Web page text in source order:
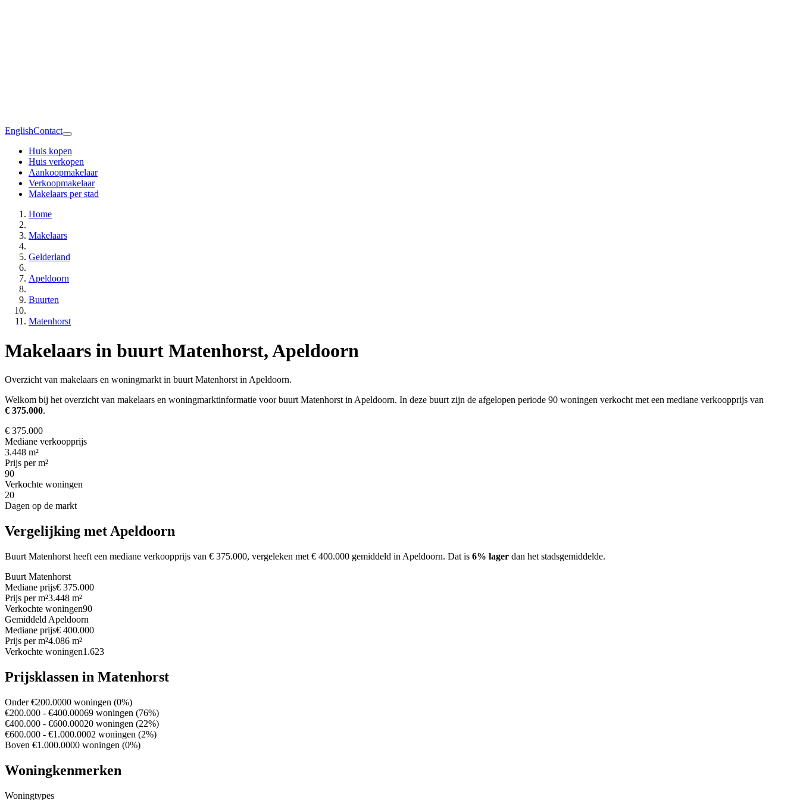
EnglishContact
Huis kopen
Huis verkopen
Aankoopmakelaar
Verkoopmakelaar
Makelaars per stad
Home
Makelaars
Gelderland
Apeldoorn
Buurten
Matenhorst
Makelaars in buurt Matenhorst, Apeldoorn
Overzicht van makelaars en woningmarkt in buurt Matenhorst in Apeldoorn.
Welkom bij het overzicht van makelaars en woningmarktinformatie voor buurt Matenhorst in Apeldoorn. In deze buurt zijn de afgelopen periode 90 woningen verkocht met een mediane verkoopprijs van
€ 375.000.
€ 375.000
Mediane verkoopprijs
3.448 m²
Prijs per m²
90
Verkochte woningen
20
Dagen op de markt
Vergelijking met Apeldoorn
Buurt Matenhorst heeft een mediane verkoopprijs van € 375.000, vergeleken met € 400.000 gemiddeld in Apeldoorn. Dat is 6% lager dan het stadsgemiddelde.
Buurt Matenhorst
Mediane prijs€ 375.000
Prijs per m²3.448 m²
Verkochte woningen90
Gemiddeld Apeldoorn
Mediane prijs€ 400.000
Prijs per m²4.086 m²
Verkochte woningen1.623
Prijsklassen in Matenhorst
Onder €200.0000 woningen (0%)
€200.000 - €400.00069 woningen (76%)
€400.000 - €600.00020 woningen (22%)
€600.000 - €1.000.0002 woningen (2%)
Boven €1.000.0000 woningen (0%)
Woningkenmerken
Woningtypes